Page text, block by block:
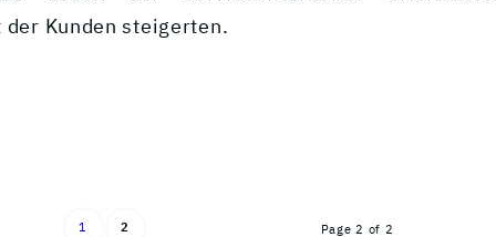
Kunden steigerten.
Page 2 of 2
1 2